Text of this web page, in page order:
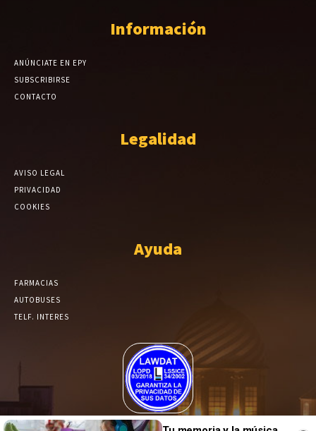
Información
ANÚNCIATE EN EPY
SUBSCRIBIRSE
CONTACTO
Legalidad
AVISO LEGAL
PRIVACIDAD
COOKIES
Ayuda
FARMACIAS
AUTOBUSES
TELF. INTERES
El Periódico de Yecla alcanza un grado más de compromiso en el